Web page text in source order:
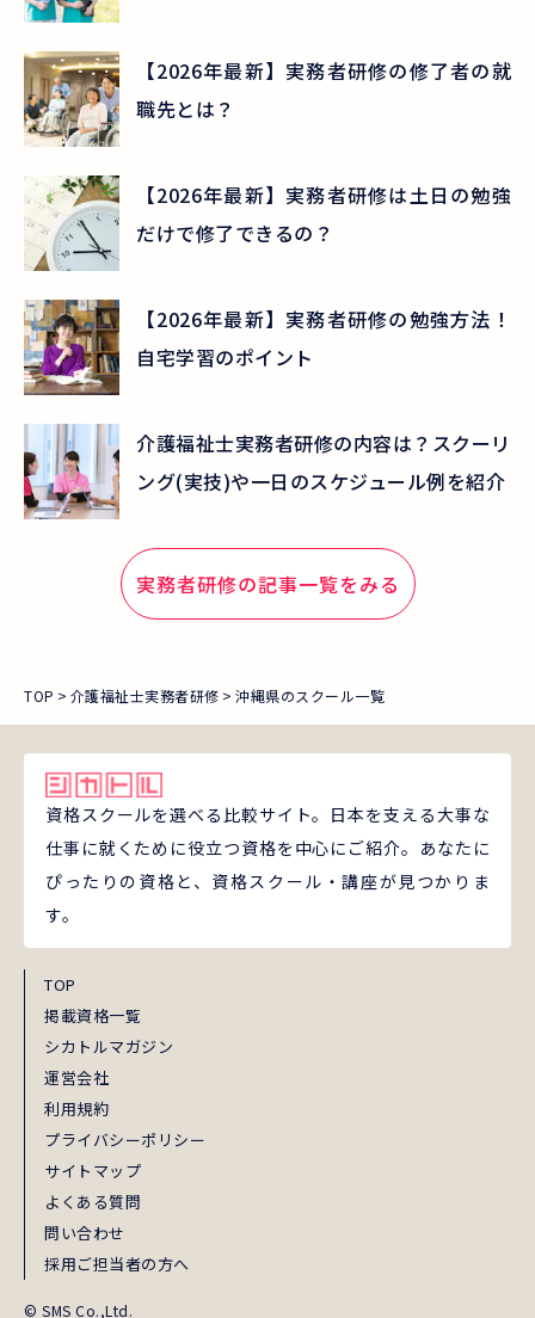
【2026年最新】実務者研修の修了者の就
職先とは？
【2026年最新】実務者研修は土日の勉強
だけで修了できるの？
【2026年最新】実務者研修の勉強方法！
自宅学習のポイント
介護福祉士実務者研修の内容は？スクーリ
ング(実技)や一日のスケジュール例を紹介
実務者研修の記事一覧をみる
TOP 介護福祉士実務者研修 沖縄県のスクール一覧
資格スクールを選べる比較サイト。日本を支える大事な
仕事に就くために役立つ資格を中心にご紹介。あなたに
ぴったりの資格と、資格スクール・講座が見つかりま
す。
TOP
掲載資格一覧
シカトルマガジン
運営会社
利用規約
プライバシーポリシー
サイトマップ
よくある質問
問い合わせ
採用ご担当者の方へ
© SMS Co.,Ltd.